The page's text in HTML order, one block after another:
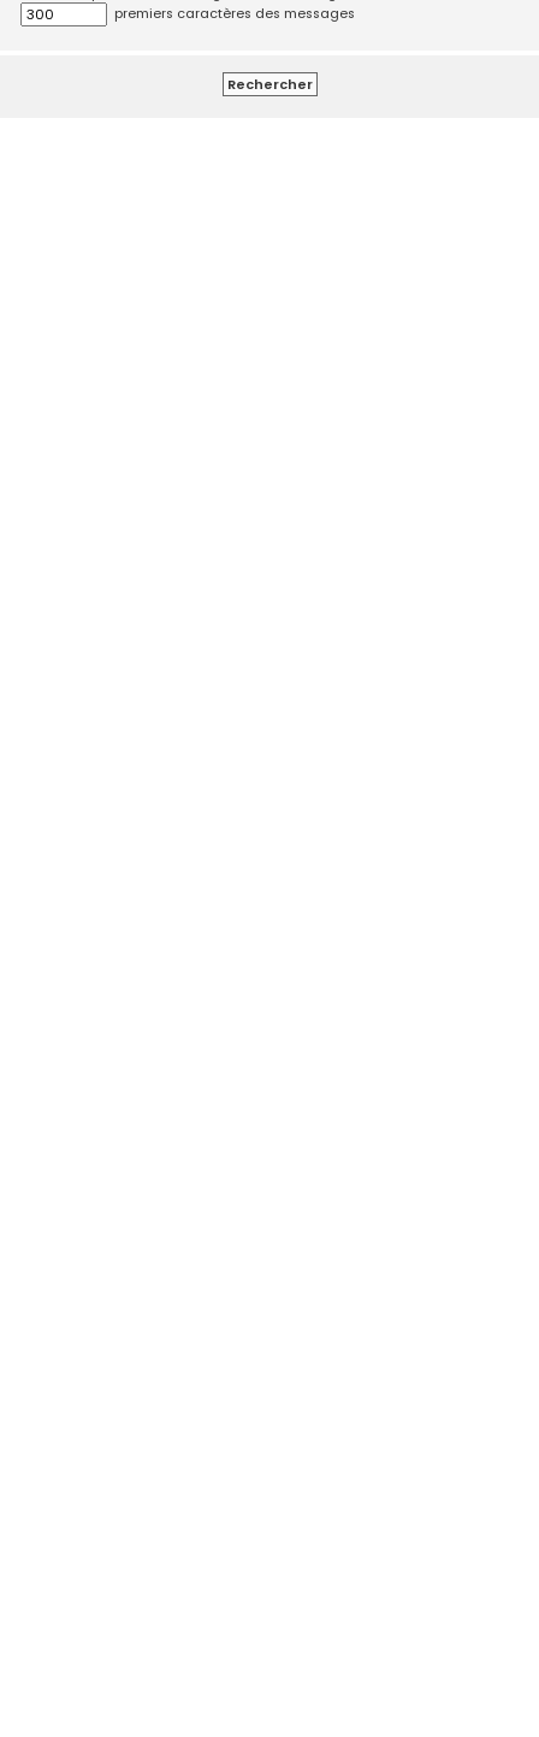
premiers caractères des messages